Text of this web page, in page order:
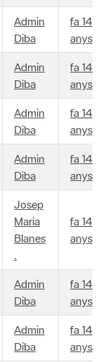
Admin
Diba
fa 14
anys
Admin
Diba
fa 14
anys
Admin
Diba
fa 14
anys
Admin
Diba
fa 14
anys
Josep
Maria
Blanes
.
fa 14
anys
Admin
Diba
fa 14
anys
Admin
Diba
fa 14
anys